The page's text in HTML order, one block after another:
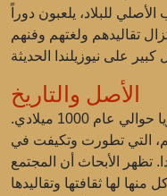
للبلاد، يلعبون دوراً
تقاليدهم ولغتهم وفنهم
الأصل والتاريخ
وصل الماوري إلى نيوزيلندا من بولينيزيا حوالي عام 1000 ميلادي.
التي تطورت وتكيفت في
تظهر الأبحاث أن المجتمع
لها ثقافتها وتقاليدها